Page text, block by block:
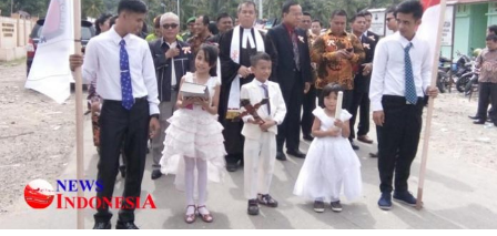
Gaya Hidup
Kesehatan Kuliner
Otomotif
Iptek